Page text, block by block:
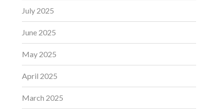
July 2025
June 2025
May 2025
April 2025
March 2025